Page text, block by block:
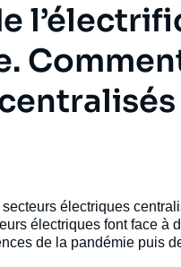
électriques
électriques font face à
de la pandémie puis